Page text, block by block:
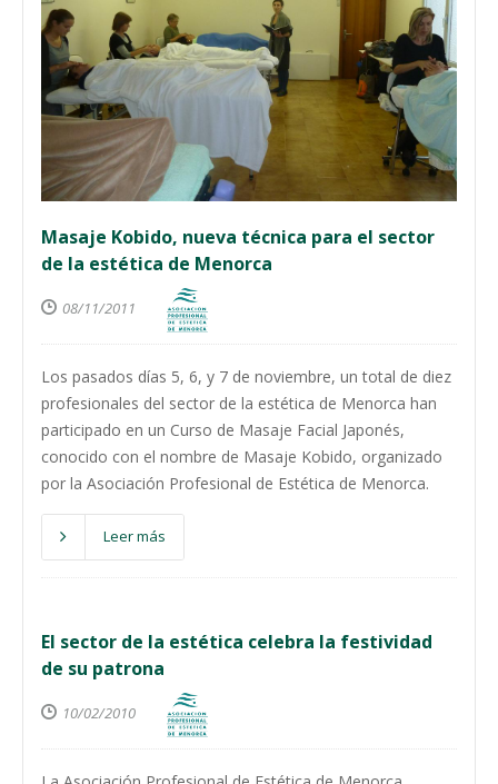
Masaje Kobido, nueva técnica para el sector
de la estética de Menorca
08/11/2011
Los pasados días 5, 6, y 7 de noviembre, un total de diez
profesionales del sector de la estética de Menorca han
participado en un Curso de Masaje Facial Japonés,
conocido con el nombre de Masaje Kobido, organizado
por la Asociación Profesional de Estética de Menorca.
Leer más
El sector de la estética celebra la festividad
de su patrona
10/02/2010